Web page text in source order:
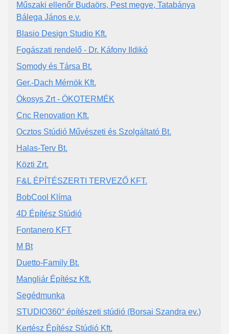
Műszaki ellenőr Budaörs, Pest megye, Tatabánya
Bálega János e.v.
Blasio Design Studio Kft.
Fogászati rendelő - Dr. Káfony Ildikó
Somody és Társa Bt.
Ger.-Dach Mérnök Kft.
Ökosys Zrt - ÖKOTERMÉK
Cnc Renovation Kft.
Ocztos Stúdió Művészeti és Szolgáltató Bt.
Halas-Terv Bt.
Közti Zrt.
F&L ÉPÍTÉSZERTI TERVEZŐ KFT.
BobCool Klíma
4D Építész Stúdió
Fontanero KFT
M Bt
Duetto-Family Bt.
Mangliár Építész Kft.
Segédmunka
STUDIO360° építészeti stúdió (Borsai Szandra ev.)
Kertész Építész Stúdió Kft.